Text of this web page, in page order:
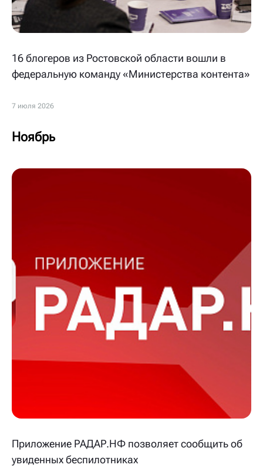
16 блогеров из Ростовской области вошли в
федеральную команду «Министерства контента»
7 июля 2026
Ноябрь
Приложение РАДАР.НФ позволяет сообщить об
увиденных беспилотниках